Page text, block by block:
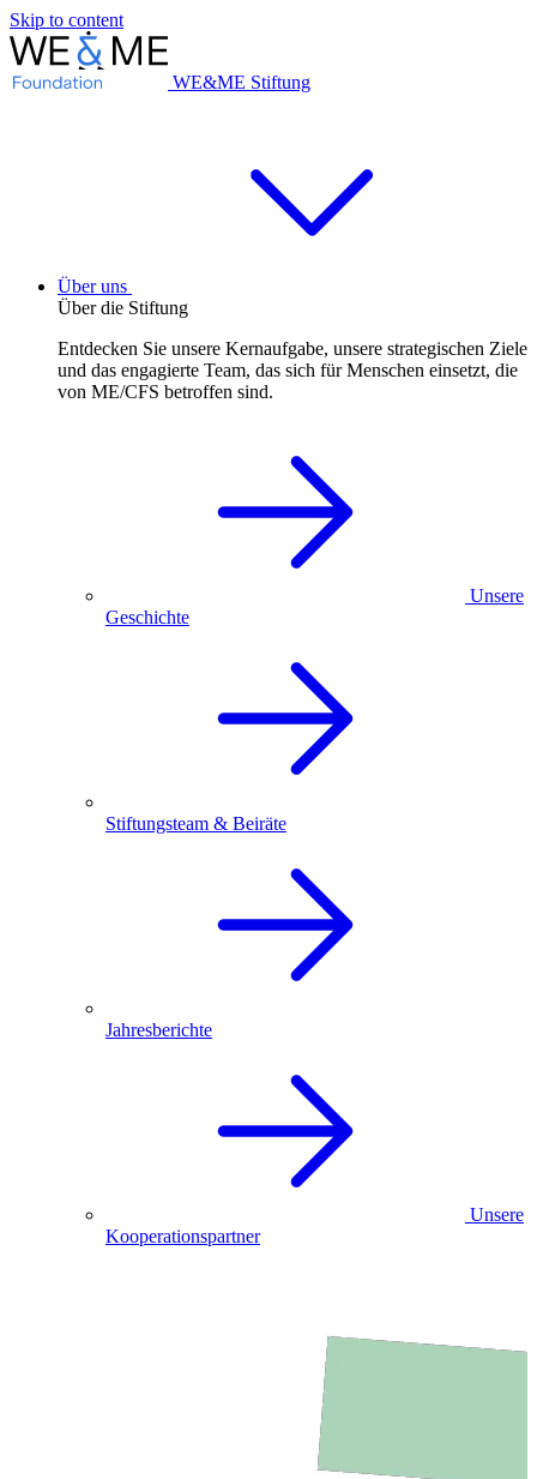
Skip to content
WE&ME Stiftung
Über uns
Über die Stiftung
Entdecken Sie unsere Kernaufgabe, unsere strategischen Ziele
und das engagierte Team, das sich für Menschen einsetzt, die
von ME/CFS betroffen sind.
Unsere
Geschichte
Stiftungsteam & Beiräte
Jahresberichte
Unsere
Kooperationspartner